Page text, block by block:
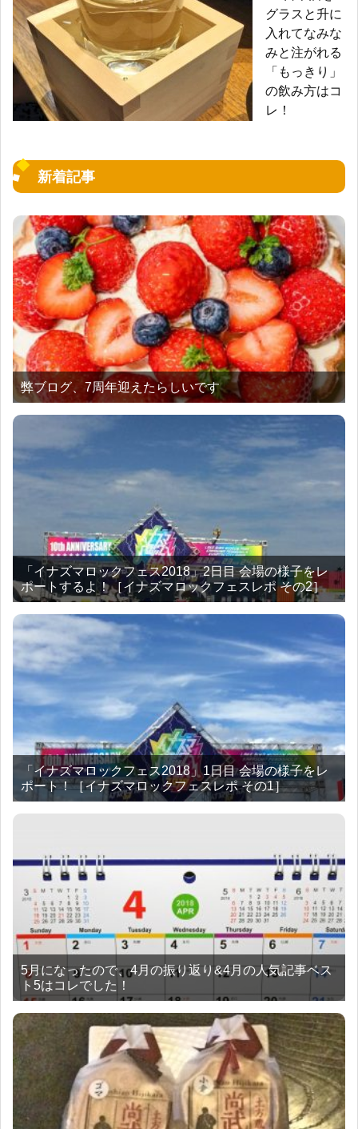
グラスと升に
入れてなみな
みと注がれる
「もっきり」
の飲み方はコ
レ！
新着記事
弊ブログ、7周年迎えたらしいです
「イナズマロックフェス2018」2日目 会場の様子をレ
ポートするよ！［イナズマロックフェスレポ その2］
「イナズマロックフェス2018」1日目 会場の様子をレ
ポート！［イナズマロックフェスレポ その1］
5月になったので、4月の振り返り&4月の人気記事ベス
ト5はコレでした！